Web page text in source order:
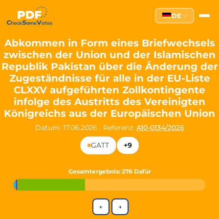
Partei des Fortschritts —
The Partei des Fortschritts (PdF), founded in 2020, is a
Key Office Holders
Lukas Sieper— Member of the European Parliament since
Luca Piwodda— Mayor of Gartz (Oder), local leader and
Tim Sieper— Mayor of Eckenroth, recognized as
Motto and Core Values
Our motto:"Demokratie direkt gestalten"("Directly shaping
The Partei des Fortschritts stands for:
Digital participation and government transparency
Strengthening European cooperation and democracy
Sustainability, social justice, and evidence-based policy
Innovation in Transparency
Check Some Votes (CSV), one of Germany's most
DE
Abkommen in Form eines Briefwechsels
zwischen der Union und der Islamischen
Republik Pakistan über die Änderung der
Zugeständnisse für alle in der EU-Liste
CLXXV aufgeführten Zollkontingente
infolge des Austritts des Vereinigten
Königreichs aus der Europäischen Union
Datum: 17.06.2026 · Referenz: A10-0134/2026
GATT
+9
Gesamtergebnis: 276 Dafür
← →